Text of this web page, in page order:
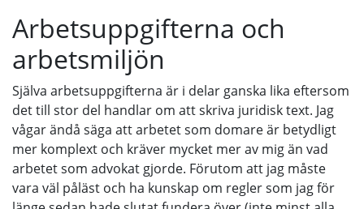
Arbetsuppgifterna och
arbetsmiljön
Själva arbetsuppgifterna är i delar ganska lika eftersom
det till stor del handlar om att skriva juridisk text. Jag
vågar ändå säga att arbetet som domare är betydligt
mer komplext och kräver mycket mer av mig än vad
arbetet som advokat gjorde. Förutom att jag måste
vara väl påläst och ha kunskap om regler som jag för